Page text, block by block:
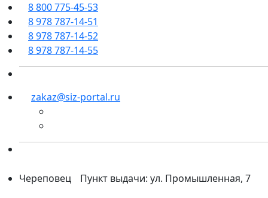
8 800 775-45-53
8 978 787-14-51
8 978 787-14-52
8 978 787-14-55
zakaz@siz-portal.ru
Череповец Пункт выдачи: ул. Промышленная, 7